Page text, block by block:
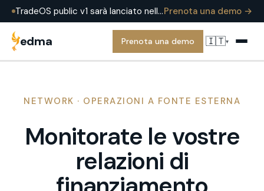
TradeOS public v1 sarà lanciato nell'estate 2026 — già in produzione presso EDMA Group oggi. Prenota una demo per vederlo in una operazione reale.Prenota una demo →
edma Prenota una demo 🇮🇹▾
NETWORK · OPERAZIONI A FONTE ESTERNA
Monitorate le vostre
relazioni di